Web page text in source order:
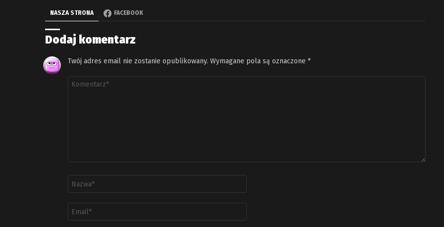
NASZA STRONA FACEBOOK
Dodaj komentarz
Twój adres email nie zostanie opublikowany. Wymagane pola są oznaczone *
Komentarz
email
*